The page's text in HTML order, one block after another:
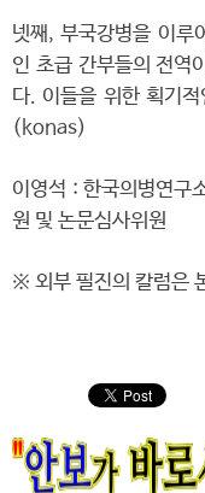
넷째, 부국강병을 이루
인 초급 간부들의 전역
다. 이들을 위한 획기
(konas)
이영석 : 한국의병연구
원 및 논문심사위원
※ 외부 필진의 칼럼은